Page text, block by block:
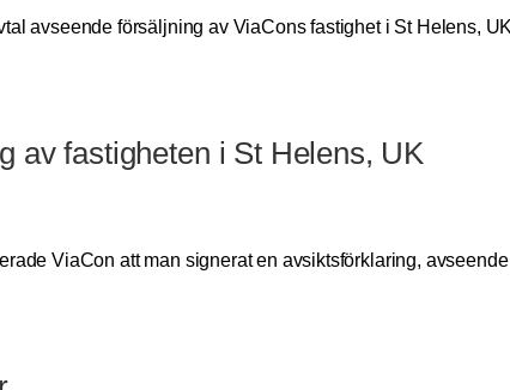
avseende försäljning av ViaCons fastighet i St Helens,
av fastigheten i St Helens, UK
ViaCon att man signerat en avsiktsförklaring,